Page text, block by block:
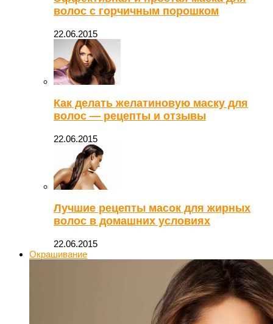
волос с горчичным порошком
22.06.2015
Как делать желатиновую маску для
волос — рецепты и отзывы
22.06.2015
Лучшие рецепты масок для жирных
волос в домашних условиях
22.06.2015
Окрашивание